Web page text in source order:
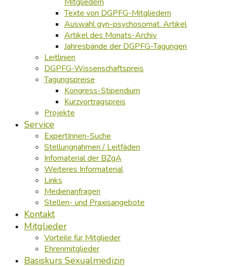
Texte von DGPFG-Mitgliedern
Auswahl gyn-psychosomat. Artikel
Artikel des Monats-Archiv
Jahresbände der DGPFG-Tagungen
Leitlinien
DGPFG-Wissenschaftspreis
Tagungspreise
Kongress-Stipendium
Kurzvortragspreis
Projekte
Service
ExpertInnen-Suche
Stellungnahmen / Leitfäden
Infomaterial der BZgA
Weiteres Informaterial
Links
Medienanfragen
Stellen- und Praxisangebote
Kontakt
Mitglieder
Vorteile für Mitglieder
Ehrenmitglieder
Basiskurs Sexualmedizin